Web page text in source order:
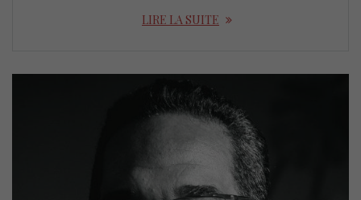
LIRE LA SUITE